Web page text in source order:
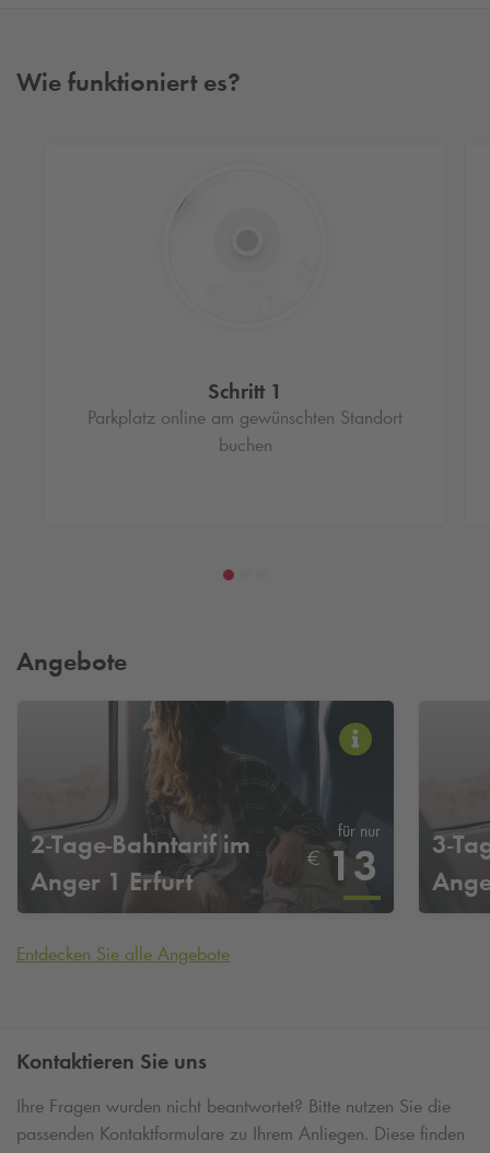
Wie funktioniert es?
Schritt 1
Parkplatz online am gewünschten Standort
buchen
Angebote
2-Tage-Bahntarif im
Anger 1 Erfurt
für nur
€ 13
3-
Entdecken Sie alle Angebote
Kontaktieren Sie uns
Ihre Fragen wurden nicht beantwortet? Bitte nutzen Sie die
passenden Kontaktformulare zu Ihrem Anliegen. Diese finden